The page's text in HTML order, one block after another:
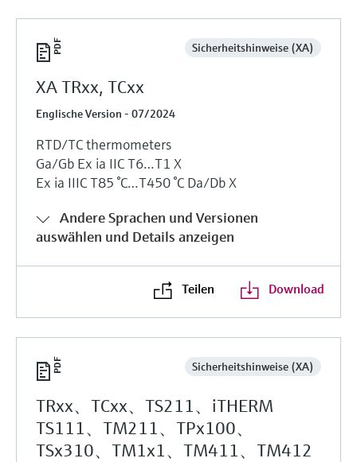
Sicherheitshinweise (XA)
XA TRxx, TCxx
Englische Version - 07/2024
RTD/TC thermometers
Ga/Gb Ех ia IIC T6…T1 Х
Ех ia IIIC T85 °C…T450 °C Da/Db Х
Andere Sprachen und Versionen
auswählen und Details anzeigen
Teilen Download
Sicherheitshinweise (XA)
TRxx、TCxx、TS211、iTHERM
TS111、TM211、TPx100、
TSx310、TM1x1、TM411、TM412